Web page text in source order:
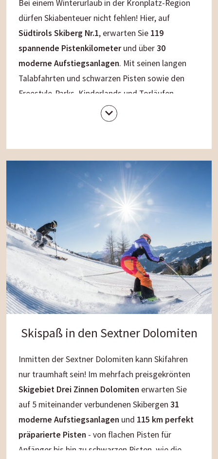
Bei einem Winterurlaub in der Kronplatz-Region
dürfen Skiabenteuer nicht fehlen! Hier, auf
Südtirols Skiberg Nr.1, erwarten Sie 119
spannende Pistenkilometerund über30
moderne Aufstiegsanlagen. Mit seinen langen
Talabfahrten und schwarzen Pisten sowie den
Freestyle-Parks, Kinderlands und Torläufen
garantiert der Kronplatz Spaß für Groß und Klein.
Wer eine kurze Rast einlegen möchte, kann sich in
Skispaß in den Sextner Dolomiten
Inmitten der Sextner Dolomiten kann Skifahren
nur traumhaft sein! Im mehrfach preisgekrönten
Skigebiet Drei Zinnen Dolomiten erwarten Sie
auf 5 miteinander verbundenen Skibergen31
moderne Aufstiegsanlagen und 115 km perfekt
präparierte Pisten - von flachen Pisten für
Anfänger bis hin zu schwarzen Pisten, wie die